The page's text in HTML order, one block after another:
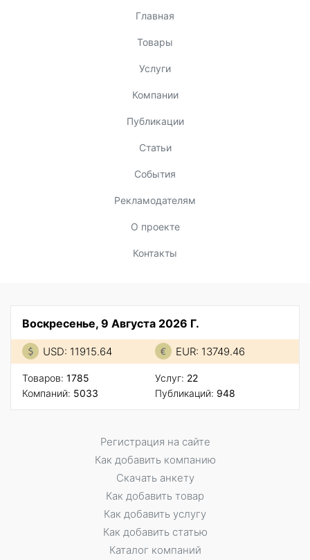
Главная
Товары
Услуги
Компании
Публикации
Статьи
События
Рекламодателям
О проекте
Контакты
Воскресенье, 9 Августа 2026 Г.
USD: 11915.64 EUR: 13749.46
Товаров: 1785
Компаний: 5033
Услуг: 22
Публикаций: 948
Регистрация на сайте
Как добавить компанию
Скачать анкету
Как добавить товар
Как добавить услугу
Как добавить статью
Каталог компаний